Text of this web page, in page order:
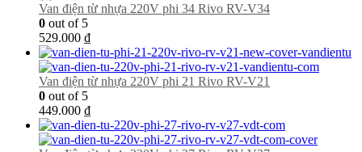
Van điện từ nhựa 220V phi 34 Rivo RV-V34
0 out of 5
529.000 ₫
Van điện từ nhựa 220V phi 21 Rivo RV-V21
0 out of 5
449.000 ₫